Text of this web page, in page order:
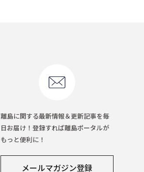
離島に関する最新情報＆更新記事を毎
日お届け！登録すれば離島ポータルが
もっと便利に！
メールマガジン登録